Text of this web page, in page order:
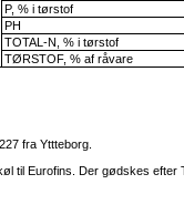
P, % i tørstof
PH
TOTAL-N, % i tørstof
TØRSTOF, % af råvare
fra Yttteborg.
Eurofins. Der gødskes